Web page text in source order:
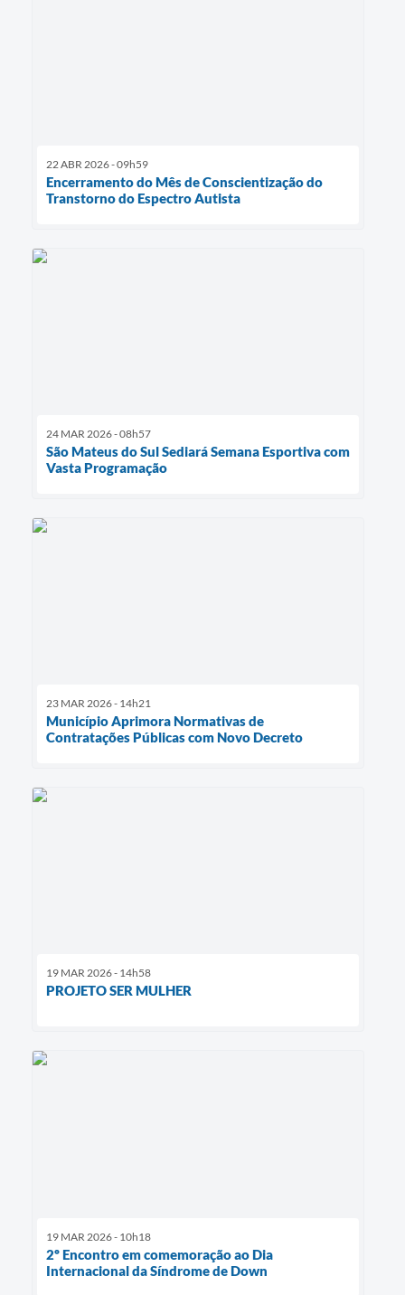
22 ABR 2026 - 09h59
Encerramento do Mês de Conscientização do
Transtorno do Espectro Autista
24 MAR 2026 - 08h57
São Mateus do Sul Sediará Semana Esportiva com
Vasta Programação
23 MAR 2026 - 14h21
Município Aprimora Normativas de
Contratações Públicas com Novo Decreto
19 MAR 2026 - 14h58
PROJETO SER MULHER
19 MAR 2026 - 10h18
2º Encontro em comemoração ao Dia
Internacional da Síndrome de Down